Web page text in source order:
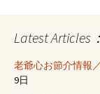
Latest
老爺心お節介情報
9日